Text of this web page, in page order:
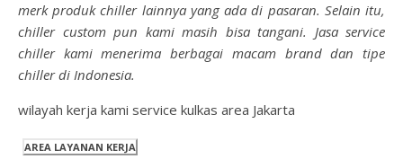
merk produk chiller lainnya yang ada di pasaran. Selain itu,
chiller custom pun kami masih bisa tangani. Jasa service
chiller kami menerima berbagai macam brand dan tipe
chiller di Indonesia.
wilayah kerja kami service kulkas area Jakarta